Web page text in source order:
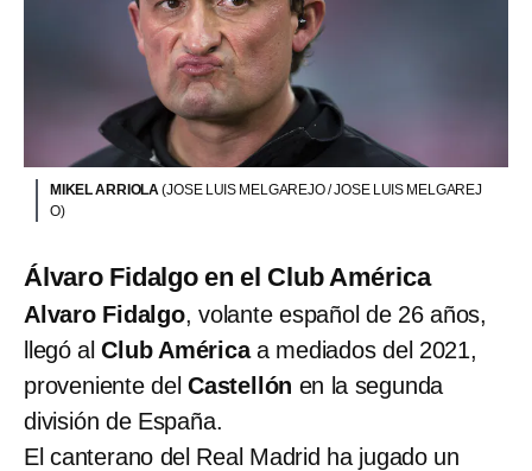
MIKEL ARRIOLA(JOSE LUIS MELGAREJO / JOSE LUIS MELGAREJ
O)
Álvaro Fidalgo en el Club América
Alvaro Fidalgo, volante español de 26 años,
llegó alClub Américaa mediados del 2021,
proveniente delCastellón en la segunda
división de España.
El canterano del Real Madrid ha jugado un